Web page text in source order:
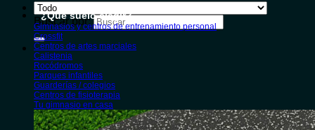
Buscar por:
¿Qué suelo elegir?
Gimnasios y centros de entrenamiento personal
Crossfit
Centros de artes marciales
Calistenia
Rocódromos
Parques infantiles
Guarderías / colegios
Centros de fisioterapia
Tu gimnasio en casa